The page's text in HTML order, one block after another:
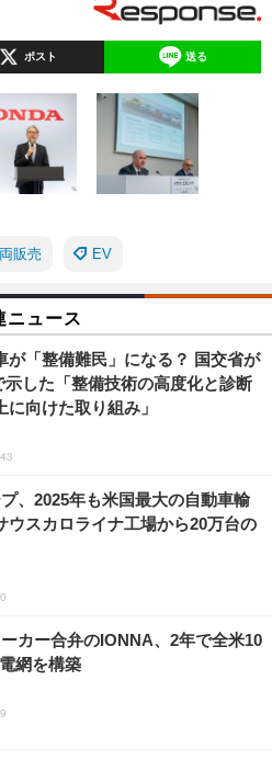
ポスト 送る
販売 EV
ニュース
が「整備難民」になる？ 国交省が
示した「整備技術の高度化と診断
に向けた取り組み」
、2025年も米国最大の自動車輸
スカロライナ工場から20万台の
カー合弁のIONNA、2年で全米10
網を構築